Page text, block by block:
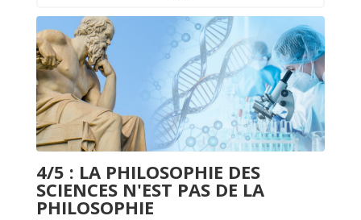
4/5 : LA PHILOSOPHIE DES
SCIENCES N'EST PAS DE LA
PHILOSOPHIE